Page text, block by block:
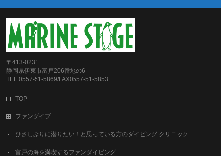
〒413-0231
静岡県伊東市富戸206番地の6
TEL:0557-51-5869/FAX0557-51-5853
TOP
ファンダイブ
ひさしぶりに潜りたい！と思っている方のダイビング クリニック
富戸の海を満喫するファンダイビング